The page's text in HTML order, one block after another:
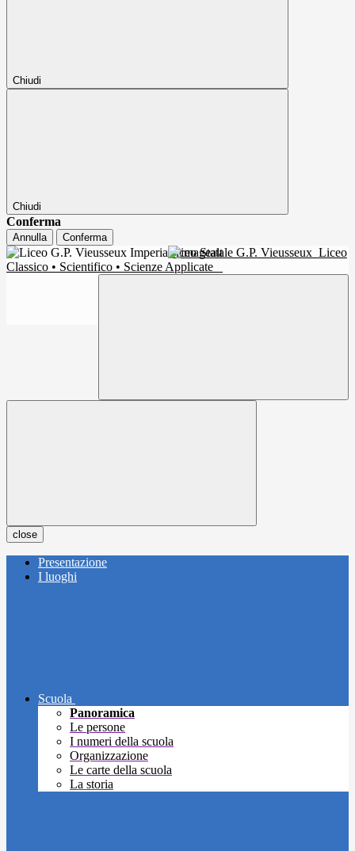
Chiudi
Chiudi
Conferma
Annulla Conferma
Liceo Statale G.P. Vieusseux Liceo
Classico • Scientifico • Scienze Applicate
close
Presentazione
I luoghi
Scuola
Panoramica
Le persone
I numeri della scuola
Organizzazione
Le carte della scuola
La storia